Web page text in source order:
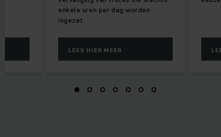
enkele uren per dag worden
ingezet.
LEES HIER MEER